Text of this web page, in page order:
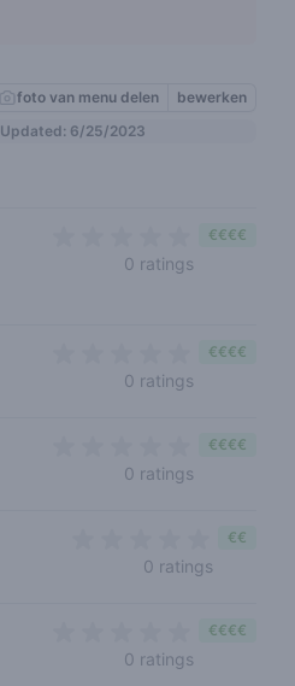
foto van menu delen
bewerken
Updated: 6/25/2023
0 ratings
€€€€
0 ratings
€€€€
0 ratings
€€€€
0 ratings
€€
0 ratings
€€€€